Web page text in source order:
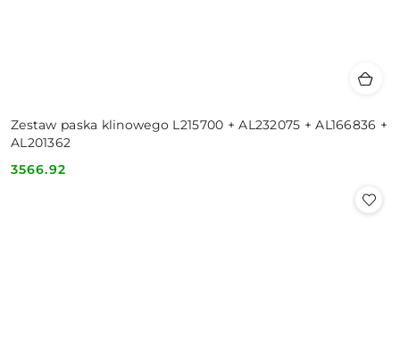
Zestaw paska klinowego L215700 + AL232075 + AL166836 +
AL201362
Cena:
3566.92